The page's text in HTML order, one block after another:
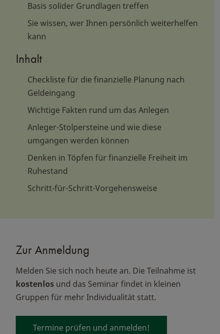
Basis solider Grundlagen treffen
Sie wissen, wer Ihnen persönlich weiterhelfen
kann
Inhalt
Checkliste für die finanzielle Planung nach
Geldeingang
Wichtige Fakten rund um das Anlegen
Anleger-Stolpersteine und wie diese
umgangen werden können
Denken in Töpfen für finanzielle Freiheit im
Ruhestand
Schritt-für-Schritt-Vorgehensweise
Zur Anmeldung
Melden Sie sich noch heute an. Die Teilnahme ist
kostenlos und das Seminar findet in kleinen
Gruppen für mehr Individualität statt.
Termine prüfen und anmelden!